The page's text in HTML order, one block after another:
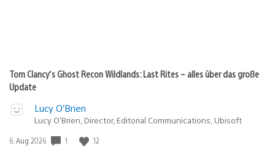
Tom Clancy’s Ghost Recon Wildlands: Last Rites – alles über das große
Update
Lucy O’Brien
Lucy O’Brien, Director, Editorial Communications, Ubisoft
Veröffentlichungsdatum:
6. Aug 2026 1 12